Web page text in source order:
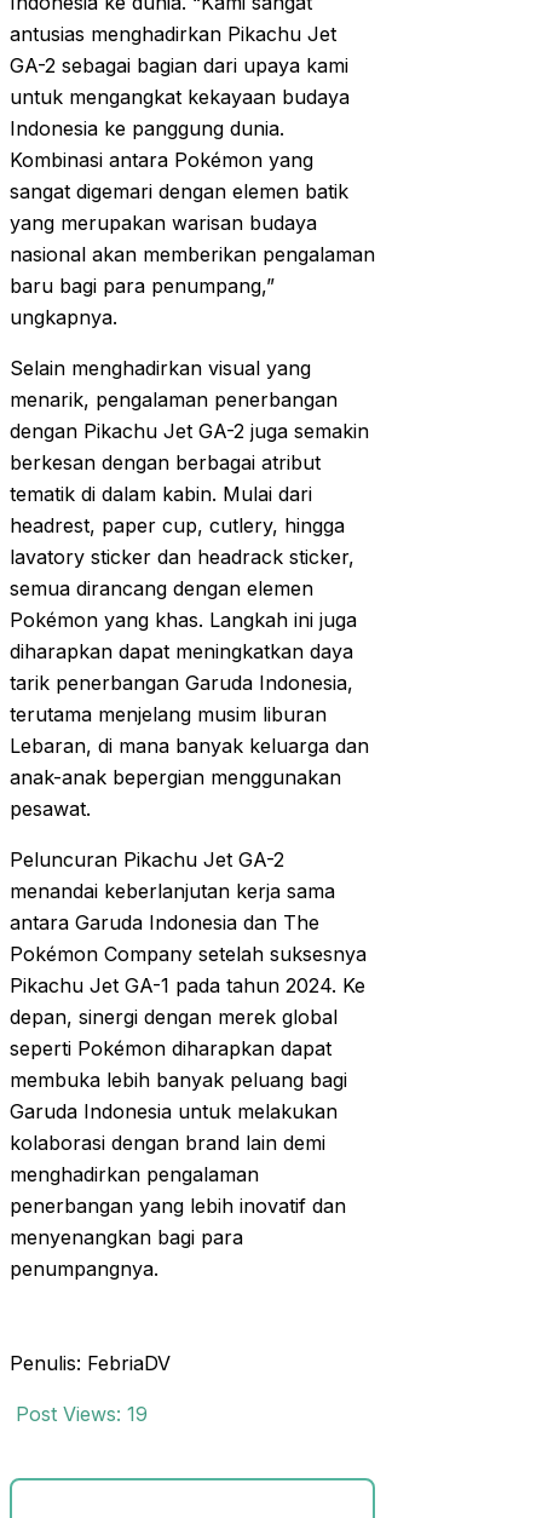
antusias menghadirkan Pikachu Jet
GA-2 sebagai bagian dari upaya kami
untuk mengangkat kekayaan budaya
Indonesia ke panggung dunia.
Kombinasi antara Pokémon yang
sangat digemari dengan elemen batik
yang merupakan warisan budaya
nasional akan memberikan pengalaman
baru bagi para penumpang,”
ungkapnya.
Selain menghadirkan visual yang
menarik, pengalaman penerbangan
dengan Pikachu Jet GA-2 juga semakin
berkesan dengan berbagai atribut
tematik di dalam kabin. Mulai dari
headrest, paper cup, cutlery, hingga
lavatory sticker dan headrack sticker,
semua dirancang dengan elemen
Pokémon yang khas. Langkah ini juga
diharapkan dapat meningkatkan daya
tarik penerbangan Garuda Indonesia,
terutama menjelang musim liburan
Lebaran, di mana banyak keluarga dan
anak-anak bepergian menggunakan
pesawat.
Peluncuran Pikachu Jet GA-2
menandai keberlanjutan kerja sama
antara Garuda Indonesia dan The
Pokémon Company setelah suksesnya
Pikachu Jet GA-1 pada tahun 2024. Ke
depan, sinergi dengan merek global
seperti Pokémon diharapkan dapat
membuka lebih banyak peluang bagi
Garuda Indonesia untuk melakukan
kolaborasi dengan brand lain demi
menghadirkan pengalaman
penerbangan yang lebih inovatif dan
menyenangkan bagi para
penumpangnya.
Penulis: FebriaDV
Post Views: 19